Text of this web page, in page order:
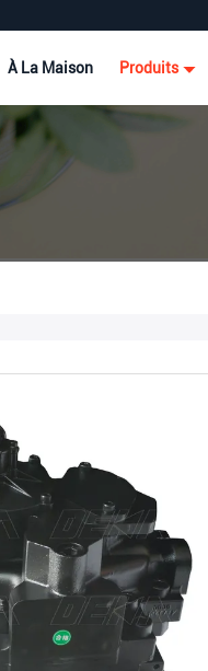
À La Maison Produits